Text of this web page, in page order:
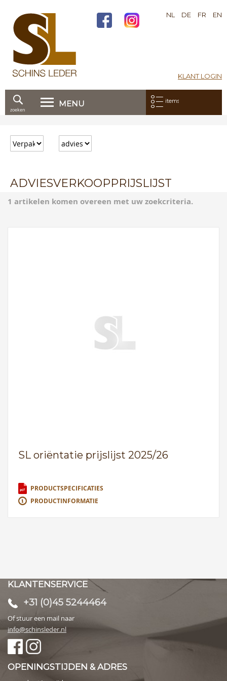
KLANT LOGIN
NL DE FR EN
MENU Mijn bestelling:
items
door
naar
zoeken
ADVIESVERKOOPPRIJSLIJST
1 artikelen komen overeen met uw zoekcriteria.
SL oriëntatie prijslijst 2025/26
PRODUCTSPECIFICATIES
PRODUCTINFORMATIE
KLANTENSERVICE
+31 (0)45 5244464
Of stuur een mail naar
info@schinsleder.nl
OPENINGSTIJDEN & ADRES